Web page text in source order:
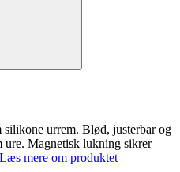
silikone urrem. Blød, justerbar og
ure. Magnetisk lukning sikrer
Læs mere om produktet